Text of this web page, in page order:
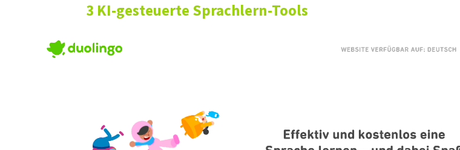
3 KI-gesteuerte Sprachlern-Tools